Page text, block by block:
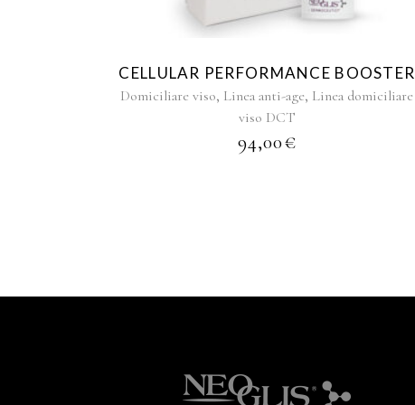
CELLULAR PERFORMANCE BOOSTER
Domiciliare viso, Linea anti-age, Linea domiciliare
viso DCT
94,00€